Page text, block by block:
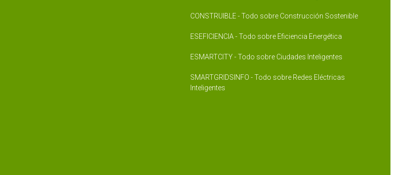
CONSTRUIBLE - Todo sobre Construcción Sostenible
ESEFICIENCIA - Todo sobre Eficiencia Energética
ESMARTCITY - Todo sobre Ciudades Inteligentes
SMARTGRIDSINFO - Todo sobre Redes Eléctricas
Inteligentes